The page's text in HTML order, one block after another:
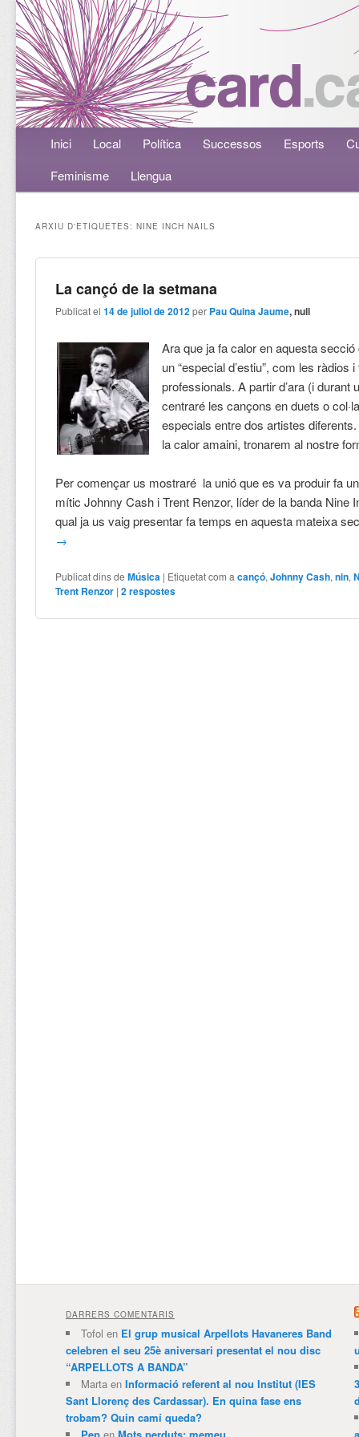
Menú principalAneu al contingut principal
Aneu al contingut secundari
Inici Local Política Successos Esports
Feminisme
Llengua
ARXIU D'ETIQUETES:NINE INCH NAILS
La cançó de la setmana
Publicat el14 de juliol de 2012 per Pau Quina Jaume, null
Ara que ja fa calor en aquesta
un “especial d’estiu”, com les ràdios
professionals. A partir d’ara (i durant
centraré les cançons en duets o
especials entre dos artistes
la calor amaini, tronarem al nostre
Per començar us mostraré la unió que es va produir fa
mític Johnny Cash i Trent Renzor, líder de la banda Nine
qual ja us vaig presentar fa temps en aquesta mateixa
→
Publicat dins de Música | Etiquetat com a cançó,Johnny Cash,nin,
Trent Renzor |2respostes
DARRERS COMENTARIS
Tofol en El grup musical Arpellots Havaneres Band
celebren el seu 25è aniversari presentat el nou disc
“ARPELLOTS A BANDA”
Martaen Informació referent al nou Institut (IES
Sant Llorenç des Cardassar). En quina fase ens
trobam? Quin camí queda?